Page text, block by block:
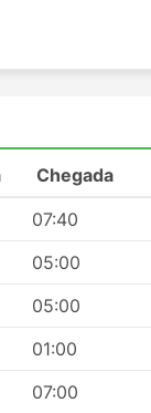
Chegada
07:40
05:00
05:00
01:00
07:00